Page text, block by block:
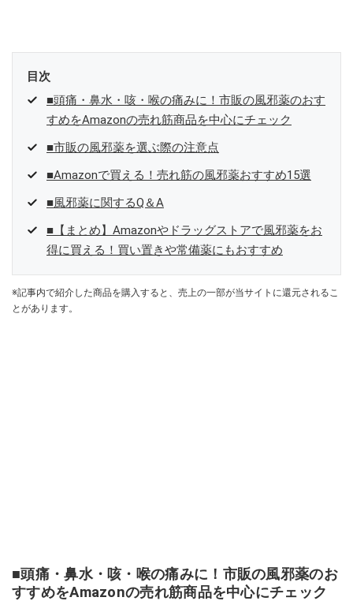
目次
■頭痛・鼻水・咳・喉の痛みに！市販の風邪薬のおす
すめをAmazonの売れ筋商品を中心にチェック
■市販の風邪薬を選ぶ際の注意点
■Amazonで買える！売れ筋の風邪薬おすすめ15選
■風邪薬に関するQ＆A
■【まとめ】Amazonやドラッグストアで風邪薬をお
得に買える！買い置きや常備薬にもおすすめ
※記事内で紹介した商品を購入すると、売上の一部が当サイトに還元されるこ
とがあります。
■頭痛・鼻水・咳・喉の痛みに！市販の風邪薬のお
すすめをAmazonの売れ筋商品を中心にチェック